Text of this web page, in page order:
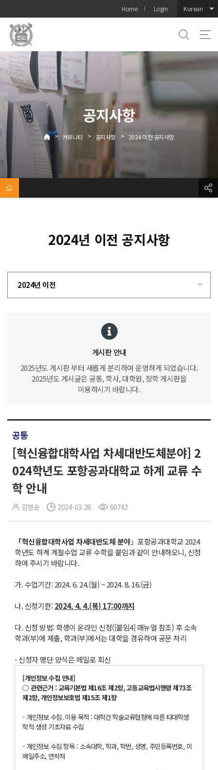
메뉴
Home Login Korean
공지사항
> 커뮤니티 > 공지사항 > 2024 이전 공지사항
2024년 이전 공지사항
2024년 이전
게시판 안내
2025년도 게시판 부터 새롭게 분리하여 운영하게 되었습니다.
2025년도 게시글은 공통, 학사, 대학원, 장학 게시판을
이용하시기 바랍니다.
공통
[혁신융합대학사업 차세대반도체분야] 2
024학년도 포항공과대학교 하계 교류 수
학 안내
김행순 2024-03-28 60742
「혁신융합대학사업 차세대반도체 분야」포항공과대학교 2024
학년도 하계 계절수업 교류 수학을 붙임과 같이 안내하오니, 신청
하여 주시기 바랍니다.
가. 수업기간: 2024. 6. 24.(월) ~ 2024. 8. 16.(금)
나. 신청기한: 2024. 4. 4.(목) 17:00까지
다. 신청 방법: 학생이 온라인 신청([붙임4] 매뉴얼 참조) 후 소속
학과(부)에 제출, 학과(부)에서는 대학을 경유하여 공문 처리
- 신청자 명단 양식은 메일로 회신
[개인정보 수집 안내]
○ 관련근거 :교육기본법 제16조 제2항,고등교육법시행령 제73조
제2항,개인정보보호법 제15조 제1항
- 개인정보 수집․이용 목적 : 대학간 학술교류협정에 따른 타대학생
학적 생성 기초자료 수집
- 개인정보 수집 항목 : 소속대학, 학과, 학번, 성명, 주민등록번호, 이
메일주소, 연락처